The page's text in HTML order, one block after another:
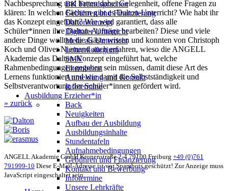
BK Fremdsprachen
Gebühren und Finanzierung
Daltonkonzept
Digitaler Unterricht
Mehr als Unterricht
Lehrerkollegium
SMV
Elternbeirat
Anmeldung und Kontakt
Infotermine
Ausbildung Erzieher*in
Back
Neuigkeiten
Aufbau der Ausbildung
Ausbildungsinhalte
Stundentafeln
Aufnahmebedingungen
Gebühren und Finanzierung
Kontakt und Bewerbung
Infotermine
Unsere Lehrkräfte
Nachbesprechung und hatten dabei Gelegenheit, offene Fragen zu
klären: In welchen Fächern gibt es Dalton-Unterricht? Wie habt ihr
das Konzept eingeführt? Wie wird garantiert, dass alle
Schüler*innen ihre Dalton-Aufträge bearbeiten? Diese und viele
andere Dinge wollten die Gäste wissen und konnten von Christoph
Koch und Oliver Niemand auch erfahren, wieso die ANGELL
Akademie das Dalton-Konzept eingeführt hat, welche
Rahmenbedingungen gegeben sein müssen, damit diese Art des
Lernens funktioniert und wie damit die Selbstständigkeit und
Selbstverantwortung der Schüler*innen gefördert wird.
» zurück
ANGELL Akademie GmbH Kronenstraße 2-4 79100 Freiburg +49 (0)761
791999-10 Diese E-Mail-Adresse ist vor Spambots geschützt! Zur Anzeige muss
JavaScript eingeschaltet sein.